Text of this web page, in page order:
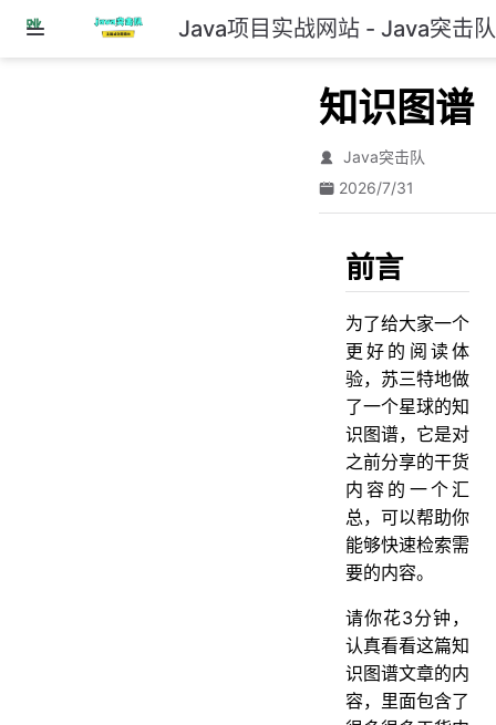
跳
Java项目实战网站 - Java突击队
知识图谱
Java突击队
2026/7/31
前言
为了给大家一个
更好的阅读体
验，苏三特地做
了一个星球的知
识图谱，它是对
之前分享的干货
内容的一个汇
总，可以帮助你
能够快速检索需
要的内容。
请你花3分钟，
认真看看这篇知
识图谱文章的内
容，里面包含了